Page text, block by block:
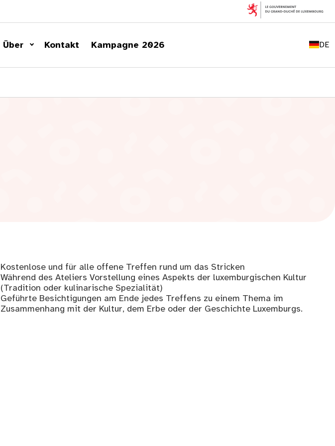
Über Kontakt Kampagne 2026 DE
FR
LU
Kostenlose und für alle offene Treffen rund um das Stricken
Während des Ateliers Vorstellung eines Aspekts der luxemburgischen Kultur
(Tradition oder kulinarische Spezialität)
Geführte Besichtigungen am Ende jedes Treffens zu einem Thema im
Zusammenhang mit der Kultur, dem Erbe oder der Geschichte Luxemburgs.